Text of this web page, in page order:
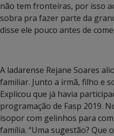
não tem fronteiras, por isso
sobra pra fazer parte da
disse ele pouco antes de
A ladarense Rejane Soares
familiar. Junto a irmã, filho e
Explicou que já havia
programação de Fasp 2019.
isopor com gelinhos para
família. “Uma sugestão? Que